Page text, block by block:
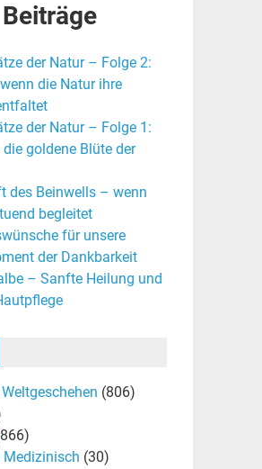
der Natur – Folge 2:
die Natur ihre
der Natur – Folge 1:
goldene Blüte der
des Beinwells – wenn
begleitet
für unsere
der Dankbarkeit
– Sanfte Heilung und
(806)
Medizinisch (30)